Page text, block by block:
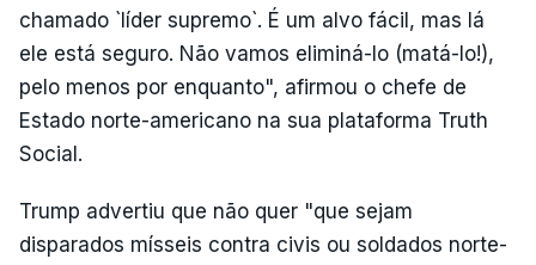
chamado `líder supremo`. É um alvo fácil, mas lá
ele está seguro. Não vamos eliminá-lo (matá-lo!),
pelo menos por enquanto", afirmou o chefe de
Estado norte-americano na sua plataforma Truth
Social.
Trump advertiu que não quer "que sejam
disparados mísseis contra civis ou soldados norte-